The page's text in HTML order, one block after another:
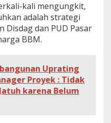
kali mengungkit,
adalah strategi
Disdag dan PUD Pasar
BBM.
Uprating
Proyek : Tidak
karena Belum